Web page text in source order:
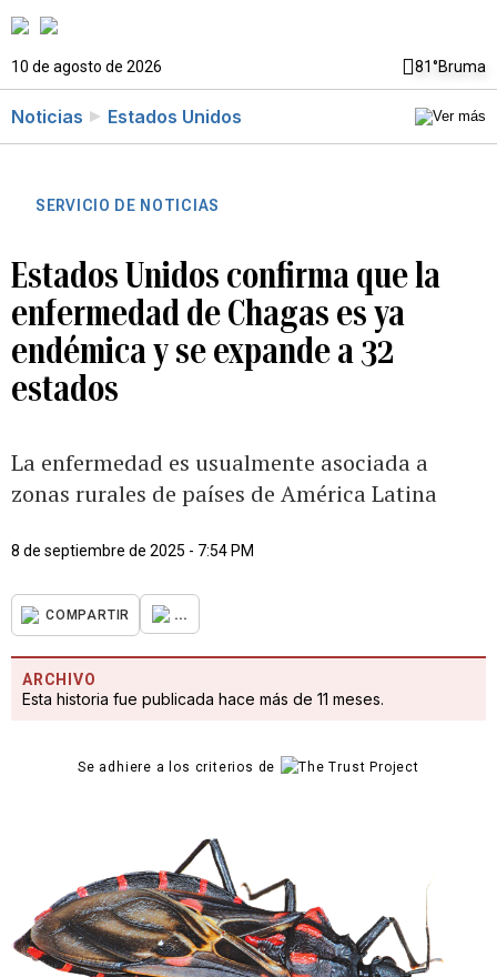
10 de agosto de 2026 81°Bruma
Noticias Estados Unidos
SERVICIO DE NOTICIAS
Estados Unidos confirma que la
enfermedad de Chagas es ya
endémica y se expande a 32
estados
La enfermedad es usualmente asociada a
zonas rurales de países de América Latina
8 de septiembre de 2025 - 7:54 PM
COMPARTIR ...
ARCHIVO
Esta historia fue publicada hace más de 11 meses.
Se adhiere a los criterios de